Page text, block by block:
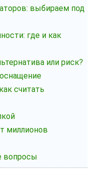
выбираем под
где и как
или риск?
считать
миллионов
вопросы